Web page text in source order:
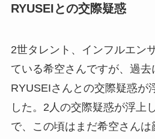
RYUSEIとの交際疑惑
2世タレント、インフルエン
ている希空さんですが、過
RYUSEIさんとの交際疑惑が
した。2人の交際疑惑が浮上
で、この頃はまだ希空さん